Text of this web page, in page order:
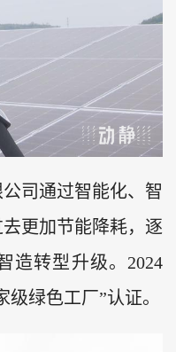
司通过智能化、智
更加节能降耗，逐
造转型升级。2024
绿色工厂”认证。